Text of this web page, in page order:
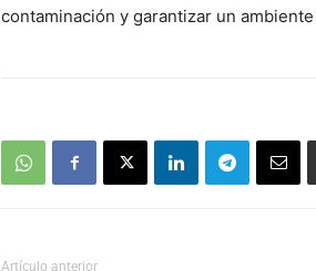
contaminación y garantizar un
Artículo anterior